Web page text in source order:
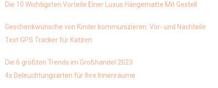
Die 10 Wichtigsten Vorteile Einer Luxus Hängematte Mit Gestell
Geschenkwünsche von Kinder kommunizieren: Vor- und Nachteile
Test GPS Tracker für Katzen
Die 6 größten Trends im Großhandel 2023
4x Beleuchtungsarten für Ihre Innenräume